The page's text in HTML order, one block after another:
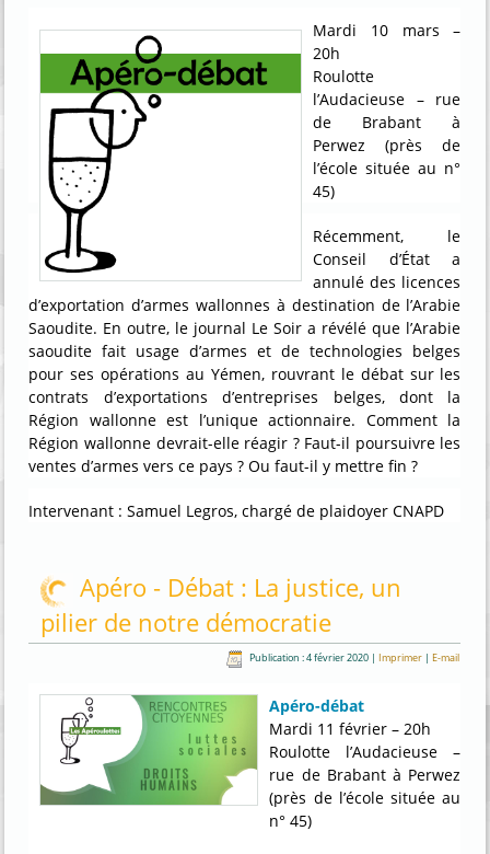
Mardi 10 mars –
20h
Roulotte
l’Audacieuse – rue
de Brabant à
Perwez (près de
l’école située au n°
45)
Récemment, le
Conseil d’État a
annulé des licences
d’exportation d’armes wallonnes à destination de l’Arabie
Saoudite. En outre, le journal Le Soir a révélé que l’Arabie
saoudite fait usage d’armes et de technologies belges
pour ses opérations au Yémen, rouvrant le débat sur les
contrats d’exportations d’entreprises belges, dont la
Région wallonne est l’unique actionnaire. Comment la
Région wallonne devrait-elle réagir ? Faut-il poursuivre les
ventes d’armes vers ce pays ? Ou faut-il y mettre fin ?
Intervenant : Samuel Legros, chargé de plaidoyer CNAPD
Apéro - Débat : La justice, un
pilier de notre démocratie
Publication : 4 février 2020 |Imprimer |E-mail
Apéro-débat
Mardi 11 février – 20h
Roulotte l’Audacieuse –
rue de Brabant à Perwez
(près de l’école située au
n° 45)